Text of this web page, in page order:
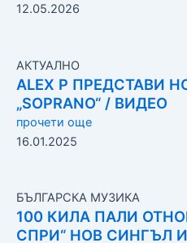
12.05.2026
АКТУАЛНО
ALEX P ПРЕДСТАВИ
„SOPRANO“ / ВИДЕО
прочети още
16.01.2025
БЪЛГАРСКА МУЗИКА
100 КИЛА ПАЛИ
СПРИ“ НОВ СИНГЪЛ